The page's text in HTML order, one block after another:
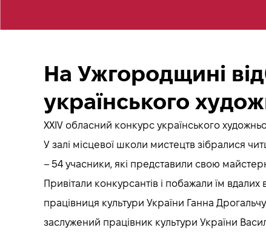
На Ужгородщині
українського
ХХІV обласний конкурс українського
У залі місцевої школи мистецтв зібралися
– 54 учасники, які представили свою
Привітали конкурсантів і побажали їм
працівниця культури України Ганна
заслужений працівник культури України